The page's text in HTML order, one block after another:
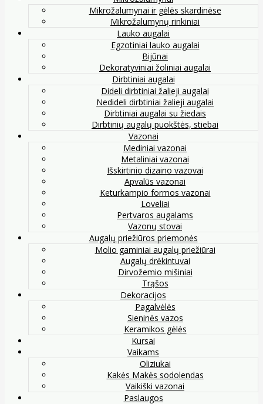
Mikrožalumynai ir gėlės skardinėse
Mikrožalumynų rinkiniai
Lauko augalai
Egzotiniai lauko augalai
Bijūnai
Dekoratyviniai žoliniai augalai
Dirbtiniai augalai
Dideli dirbtiniai žalieji augalai
Nedideli dirbtiniai žalieji augalai
Dirbtiniai augalai su žiedais
Dirbtinių augalų puokštės, stiebai
Vazonai
Mediniai vazonai
Metaliniai vazonai
Išskirtinio dizaino vazovai
Apvalūs vazonai
Keturkampio formos vazonai
Loveliai
Pertvaros augalams
Vazonų stovai
Augalų priežiūros priemonės
Molio gaminiai augalų priežiūrai
Augalų drėkintuvai
Dirvožemio mišiniai
Trąšos
Dekoracijos
Pagalvėlės
Sieninės vazos
Keramikos gėlės
Kursai
Vaikams
Oliziukai
Kakės Makės sodolendas
Vaikiški vazonai
Paslaugos